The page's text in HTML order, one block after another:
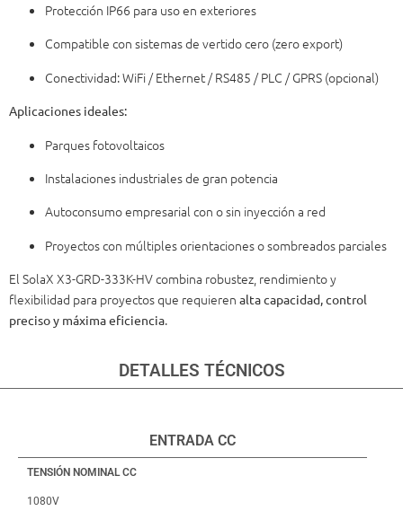
Protección IP66 para uso en exteriores
Compatible con sistemas de vertido cero (zero export)
Conectividad: WiFi / Ethernet / RS485 / PLC / GPRS (opcional)
Aplicaciones ideales:
Parques fotovoltaicos
Instalaciones industriales de gran potencia
Autoconsumo empresarial con o sin inyección a red
Proyectos con múltiples orientaciones o sombreados parciales
El SolaX X3-GRD-333K-HV combina robustez, rendimiento y
flexibilidad para proyectos que requieren alta capacidad, control
preciso y máxima eficiencia.
DETALLES TÉCNICOS
ENTRADA CC
TENSIÓN NOMINAL CC
1080V